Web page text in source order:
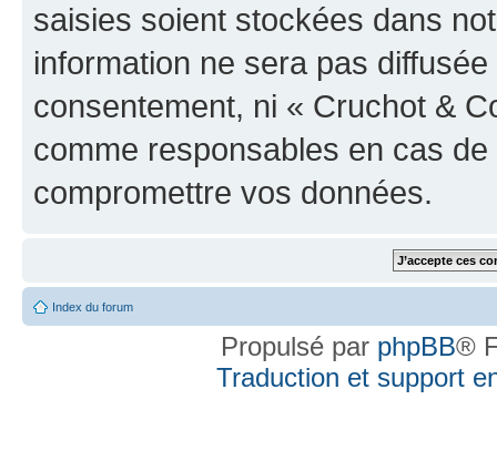
saisies soient stockées dans
information ne sera pas
consentement, ni « Cruchot &
comme responsables en cas
compromettre vos données.
Index du forum
Propulsé par phpBB®
Traduction et support